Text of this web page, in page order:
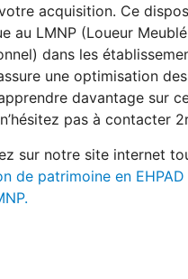
acquisition. Ce
au LMNP (Loueur
dans les
une optimisation
davantage sur
pas à contacter
sur notre site internet
de patrimoine en